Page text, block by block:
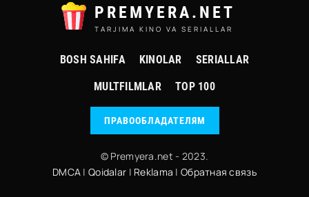
PREMYERA.NET
TARJIMA KINO VA SERIALLAR
BOSH SAHIFA KINOLAR SERIALLAR
MULTFILMLAR TOP 100
ПРАВООБЛАДАТЕЛЯМ
© Premyera.net - 2023.
DMCA |Qoidalar | Reklama | Обратная связь